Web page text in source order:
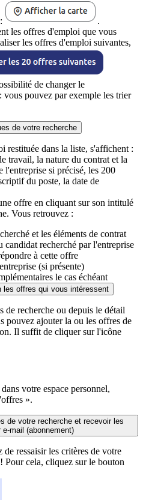
.
les offres d'emploi que vous
les offres d'emploi suivantes,
de changer le
vous pouvez par exemple les trier
de votre recherche
restituée dans la liste, s'affichent :
travail, la nature du contrat et la
l'entreprise si précisé, les 200
du poste, la date de
offre en cliquant sur son intitulé
Vous retrouvez :
et les éléments de contrat
recherché par l'entreprise
à cette offre
(si présente)
le cas échéant
les offres qui vous intéressent
de recherche ou depuis le détail
pouvez ajouter la ou les offres de
Il suffit de cliquer sur l'icône
votre espace personnel,
».
de votre recherche et recevoir les
e-mail (abonnement)
ressaisir les critères de votre
Pour cela, cliquez sur le bouton